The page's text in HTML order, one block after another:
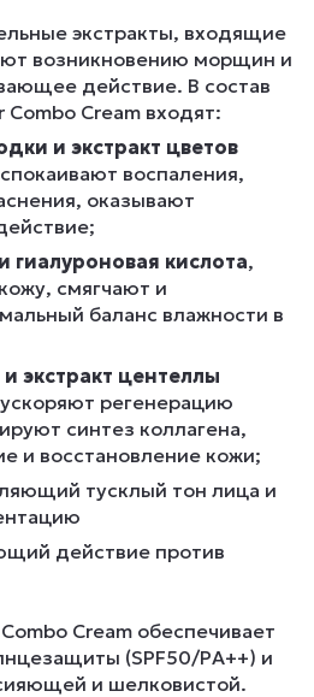
экстракты, входящие
возникновению морщин и
действие. В состав
Cream входят:
и экстракт цветов
воспаления,
оказывают
гиалуроновая кислота,
смягчают и
баланс влажности в
экстракт центеллы
регенерацию
синтез коллагена,
и восстановление кожи;
тусклый тон лица и
действие против
Cream обеспечивает
(SPF50/PA++) и
и шелковистой.